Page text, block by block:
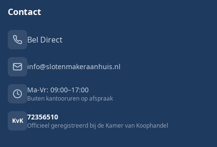
Contact
Bel Direct
info@slotenmakeraanhuis.nl
Ma-Vr: 09:00–17:00
Buiten kantooruren op afspraak
KvK 72356510
Officieel geregistreerd bij de Kamer van Koophandel